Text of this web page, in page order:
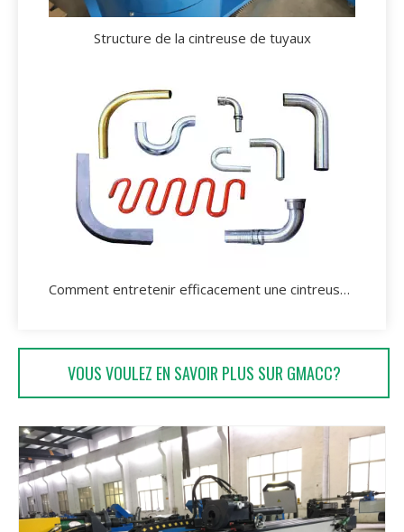
Structure de la cintreuse de tuyaux
Comment entretenir efficacement une cintreuse de tuyaux hydrauliques?
VOUS VOULEZ EN SAVOIR PLUS SUR GMACC?